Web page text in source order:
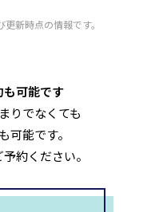
新時点の情報です。
も可能です
りでなくても
可能です。
約ください。